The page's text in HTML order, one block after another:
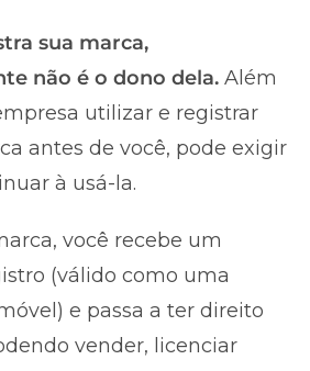
sua marca,
não é o dono dela. Além
utilizar e registrar
antes de você, pode exigir
à usá-la.
você recebe um
(válido como uma
e passa a ter direito
vender, licenciar